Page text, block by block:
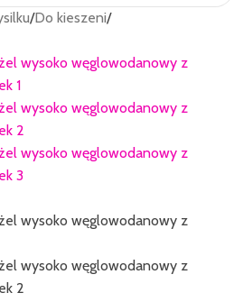
/Do kieszeni/